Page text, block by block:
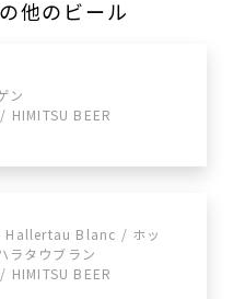
他のビール
ン
HIMITSU BEER
Hallertau Blanc / ホッ
ラタウブラン
HIMITSU BEER